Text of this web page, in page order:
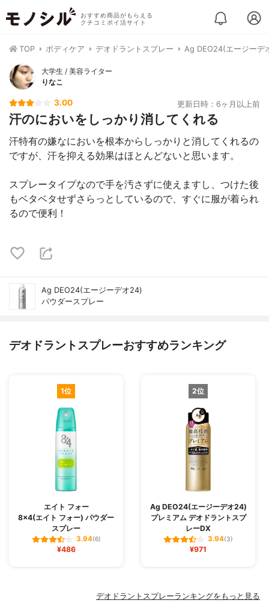
おすすめ商品がもらえる
クチコミポイ活サイト
TOP ボディケア デオドラントスプレー Ag DEO24(エージーデ
大学生 / 美容ライター
りなこ
3.00 更新日時：6ヶ月以上前
汗のにおいをしっかり消してくれる
汗特有の嫌なにおいを根本からしっかりと消してくれるの
ですが、汗を抑える効果はほとんどないと思います。
スプレータイプなので手を汚さずに使えますし、つけた後
もベタベタせずさらっとしているので、すぐに服が着られ
るので便利！
Ag DEO24(エージーデオ24)
パウダースプレー
デオドラントスプレーおすすめランキング
1位
エイト フォー
8×4(エイト フォー) パウダー
スプレー
3.94(6)
¥486
2位
Ag DEO24(エージーデオ24)
プレミアム デオドラントスプ
レーDX
3.94(3)
¥971
デオドラントスプレーランキングをもっと見る